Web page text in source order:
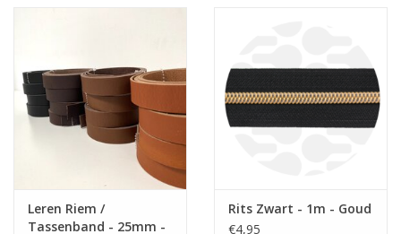
Leren Riem /
Tassenband - 25mm -
Rits Zwart - 1m - Goud
€4,95